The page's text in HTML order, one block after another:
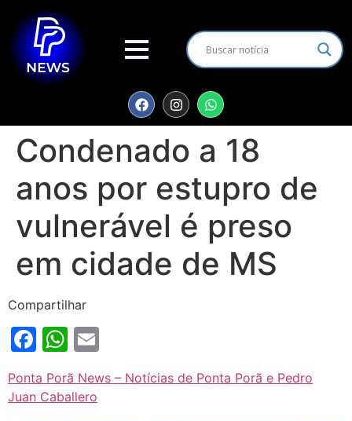
Condenado a 18
anos por estupro de
vulnerável é preso
em cidade de MS
Compartilhar
Facebook
WhatsApp
Ponta Porã News – Notícias de Ponta Porã e Pedro
Juan Caballero